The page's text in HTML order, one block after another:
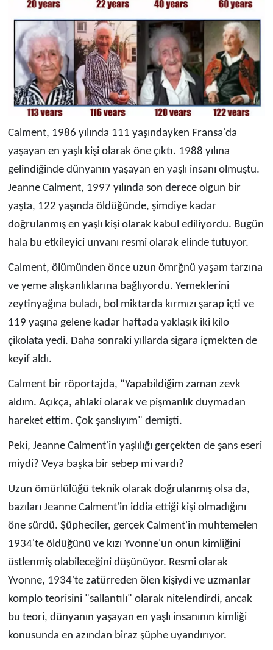
Calment, 1986 yılında 111 yaşındayken Fransa'da
yaşayan en yaşlı kişi olarak öne çıktı. 1988 yılına
gelindiğinde dünyanın yaşayan en yaşlı insanı olmuştu.
Jeanne Calment, 1997 yılında son derece olgun bir
yaşta, 122 yaşında öldüğünde, şimdiye kadar
doğrulanmış en yaşlı kişi olarak kabul ediliyordu. Bugün
hala bu etkileyici unvanı resmi olarak elinde tutuyor.
Calment, ölümünden önce uzun ömrğnü yaşam tarzına
ve yeme alışkanlıklarına bağlıyordu. Yemeklerini
zeytinyağına buladı, bol miktarda kırmızı şarap içti ve
119 yaşına gelene kadar haftada yaklaşık iki kilo
çikolata yedi. Daha sonraki yıllarda sigara içmekten de
keyif aldı.
Calment bir röportajda, “Yapabildiğim zaman zevk
aldım. Açıkça, ahlaki olarak ve pişmanlık duymadan
hareket ettim. Çok şanslıyım" demişti.
Peki, Jeanne Calment'in yaşlılığı gerçekten de şans eseri
miydi? Veya başka bir sebep mi vardı?
Uzun ömürlülüğü teknik olarak doğrulanmış olsa da,
bazıları Jeanne Calment'in iddia ettiği kişi olmadığını
öne sürdü. Şüpheciler, gerçek Calment'in muhtemelen
1934'te öldüğünü ve kızı Yvonne'un onun kimliğini
üstlenmiş olabileceğini düşünüyor. Resmi olarak
Yvonne, 1934'te zatürreden ölen kişiydi ve uzmanlar
komplo teorisini "sallantılı" olarak nitelendirdi, ancak
bu teori, dünyanın yaşayan en yaşlı insanının kimliği
konusunda en azından biraz şüphe uyandırıyor.